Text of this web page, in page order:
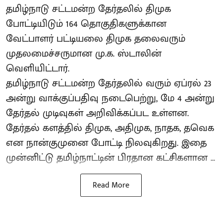
தமிழ்நாடு சட்டமன்ற தேர்தலில் திமுக
போட்டியிடும் 164 தொகுதிகளுக்கான
வேட்பாளர் பட்டியலை திமுக தலைவரும்
முதலமைச்சருமான மு.க. ஸ்டாலின்
வெளியிட்டார்.
தமிழ்நாடு சட்டமன்ற தேர்தலில் வரும் ஏப்ரல் 23
அன்று வாக்குப்பதிவு நடைபெற்று, மே 4 அன்று
தேர்தல் முடிவுகள் அறிவிக்கப்பட உள்ளன.
தேர்தல் களத்தில் திமுக, அதிமுக, நாதக, தவெக
என நான்குமுனை போட்டி நிலவுகிறது. இதை
முன்னிட்டு தமிழ்நாட்டின் பிரதான கட்சிகளான ...
Read More